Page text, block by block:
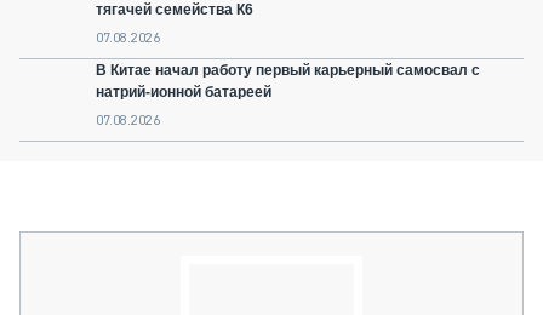
тягачей семейства К6
07.08.2026
В Китае начал работу первый карьерный самосвал с
натрий-ионной батареей
07.08.2026